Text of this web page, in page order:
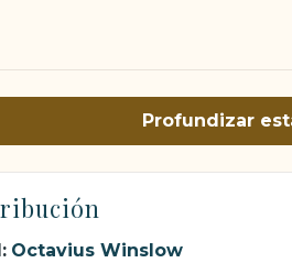
Profundizar
Octavius Winslow